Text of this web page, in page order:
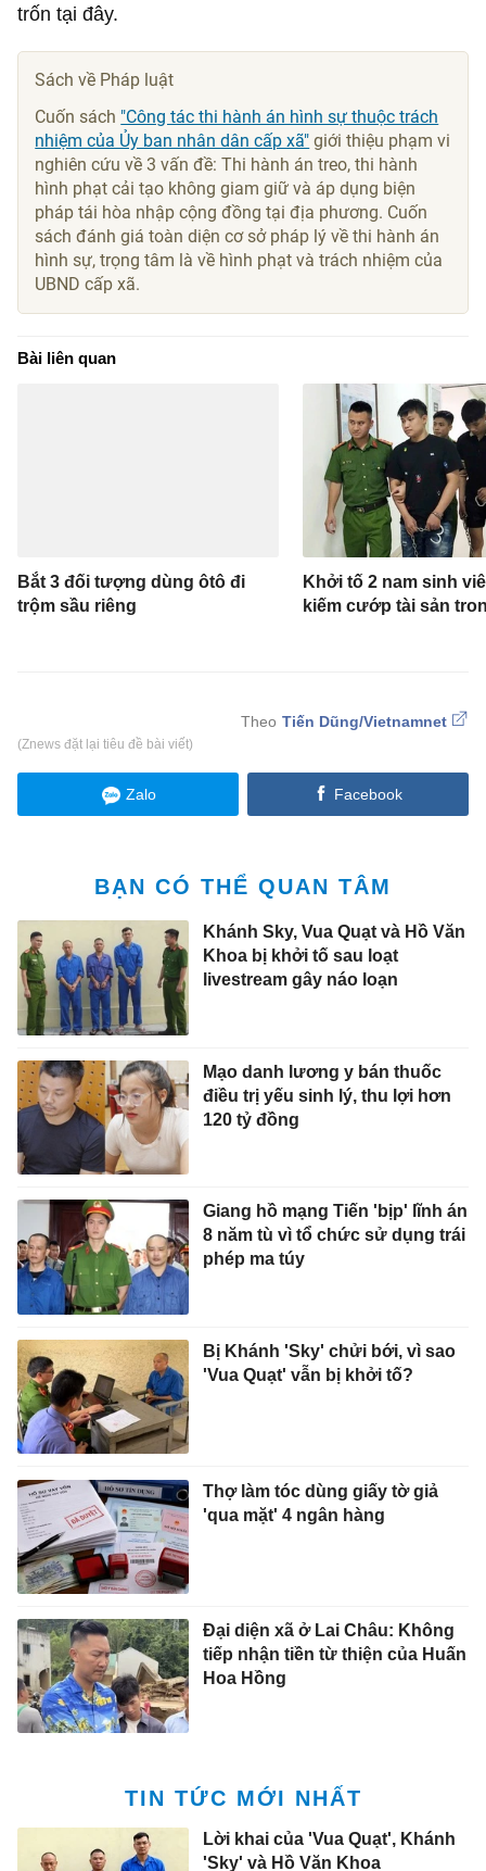
trốn tại đây.
Sách về Pháp luật
Cuốn sách "Công tác thi hành án hình sự thuộc trách
nhiệm của Ủy ban nhân dân cấp xã" giới thiệu phạm vi
nghiên cứu về 3 vấn đề: Thi hành án treo, thi hành
hình phạt cải tạo không giam giữ và áp dụng biện
pháp tái hòa nhập cộng đồng tại địa phương. Cuốn
sách đánh giá toàn diện cơ sở pháp lý về thi hành án
hình sự, trọng tâm là về hình phạt và trách nhiệm của
UBND cấp xã.
Bài liên quan
Bắt 3 đối tượng dùng ôtô đi
trộm sầu riêng
Khởi tố 2 nam sinh
kiếm cướp tài sản
Tiến Dũng/Vietnamnet
(Znews đặt lại tiêu đề bài viết)
Zalo Facebook
BẠN CÓ THỂ QUAN TÂM
Khánh Sky, Vua Quạt và Hồ Văn
Khoa bị khởi tố sau loạt
livestream gây náo loạn
Mạo danh lương y bán thuốc
điều trị yếu sinh lý, thu lợi hơn
120 tỷ đồng
Giang hồ mạng Tiến 'bịp' lĩnh án
8 năm tù vì tổ chức sử dụng trái
phép ma túy
Bị Khánh 'Sky' chửi bới, vì sao
'Vua Quạt' vẫn bị khởi tố?
Thợ làm tóc dùng giấy tờ giả
'qua mặt' 4 ngân hàng
Đại diện xã ở Lai Châu: Không
tiếp nhận tiền từ thiện của Huấn
Hoa Hồng
TIN TỨC MỚI NHẤT
Lời khai của 'Vua Quạt', Khánh
'Sky' và Hồ Văn Khoa